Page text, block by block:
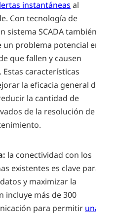
instantáneas al
Con tecnología de
sistema SCADA también
problema potencial en
que fallen y causen
características
la eficacia general de
la cantidad de
de la resolución de
la conectividad con los
existentes es clave para
y maximizar la
incluye más de 300
para permitir una